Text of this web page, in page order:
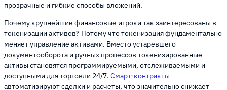
прозрачные и гибкие способы вложений.
Почему крупнейшие финансовые игроки так заинтересованы в
токенизации активов? Потому что токенизация фундаментально
меняет управление активами. Вместо устаревшего
документооборота и ручных процессов токенизированные
активы становятся программируемыми, отслеживаемыми и
доступными для торговли 24/7. Смарт-контракты
автоматизируют сделки и расчеты, что значительно снижает